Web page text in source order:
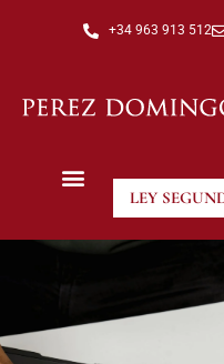
+34 963 913 512
LEY